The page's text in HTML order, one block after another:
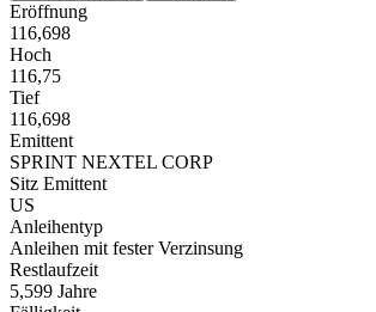
Eröffnung
116,698
Hoch
116,75
Tief
116,698
Emittent
SPRINT NEXTEL CORP
Sitz Emittent
US
Anleihentyp
Anleihen mit fester Verzinsung
Restlaufzeit
5,599 Jahre